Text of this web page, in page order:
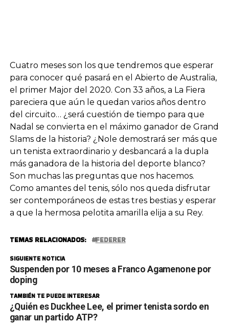
Cuatro meses son los que tendremos que esperar
para conocer qué pasará en el Abierto de Australia,
el primer Major del 2020. Con 33 años, a La Fiera
pareciera que aún le quedan varios años dentro
del circuito… ¿será cuestión de tiempo para que
Nadal se convierta en el máximo ganador de Grand
Slams de la historia? ¿Nole demostrará ser más que
un tenista extraordinario y desbancará a la dupla
más ganadora de la historia del deporte blanco?
Son muchas las preguntas que nos hacemos.
Como amantes del tenis, sólo nos queda disfrutar
ser contemporáneos de estas tres bestias y esperar
a que la hermosa pelotita amarilla elija a su Rey.
TEMAS RELACIONADOS: FEDERER
SIGUIENTE NOTICIA
Suspenden por 10 meses a Franco Agamenone por
doping
TAMBIÉN TE PUEDE INTERESAR
¿Quién es Duckhee Lee, el primer tenista sordo en
ganar un partido ATP?